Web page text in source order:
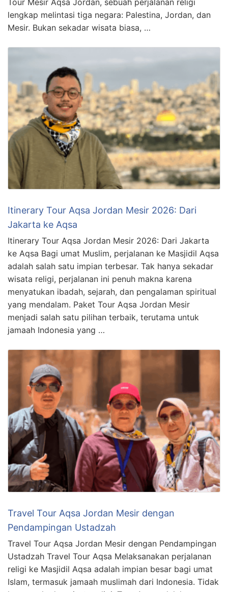
Tour Mesir Aqsa Jordan, sebuah perjalanan religi
lengkap melintasi tiga negara: Palestina, Jordan, dan
Mesir. Bukan sekadar wisata biasa, …
Itinerary Tour Aqsa Jordan Mesir 2026: Dari
Jakarta ke Aqsa
Itinerary Tour Aqsa Jordan Mesir 2026: Dari Jakarta
ke Aqsa Bagi umat Muslim, perjalanan ke Masjidil Aqsa
adalah salah satu impian terbesar. Tak hanya sekadar
wisata religi, perjalanan ini penuh makna karena
menyatukan ibadah, sejarah, dan pengalaman spiritual
yang mendalam. Paket Tour Aqsa Jordan Mesir
menjadi salah satu pilihan terbaik, terutama untuk
jamaah Indonesia yang …
Travel Tour Aqsa Jordan Mesir dengan
Pendampingan Ustadzah
Travel Tour Aqsa Jordan Mesir dengan Pendampingan
Ustadzah Travel Tour Aqsa Melaksanakan perjalanan
religi ke Masjidil Aqsa adalah impian besar bagi umat
Islam, termasuk jamaah muslimah dari Indonesia. Tidak